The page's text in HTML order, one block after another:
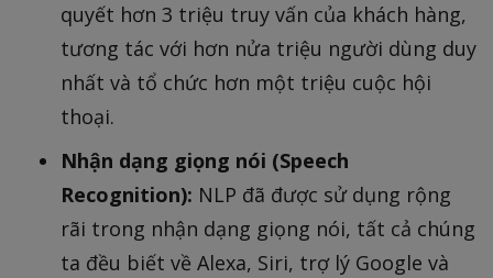
quyết hơn 3 triệu truy vấn của khách hàng,
tương tác với hơn nửa triệu người dùng duy
nhất và tổ chức hơn một triệu cuộc hội
thoại.
Nhận dạng giọng nói (Speech
Recognition): NLP đã được sử dụng rộng
rãi trong nhận dạng giọng nói, tất cả chúng
ta đều biết về Alexa, Siri, trợ lý Google và